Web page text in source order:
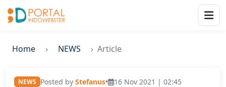
Home NEWS Article
NEWS Posted by Stefanus• 16 Nov 2021 | 02:45